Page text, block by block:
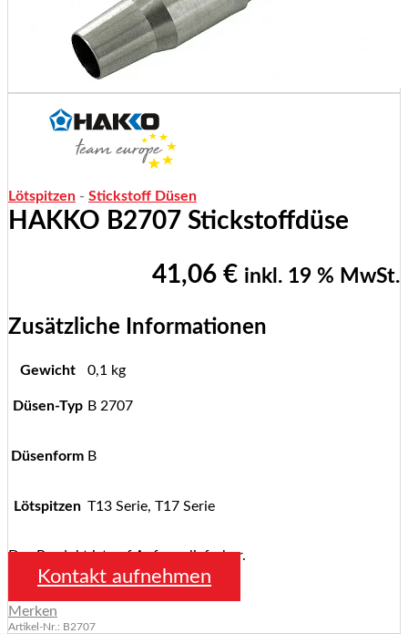
Lötspitzen - Stickstoff Düsen
HAKKO B2707 Stickstoffdüse
41,06 € inkl. 19 % MwSt.
Zusätzliche Informationen
Gewicht 0,1 kg
Düsen-Typ B 2707
Düsenform B
Lötspitzen T13 Serie, T17 Serie
Das Produkt ist auf Anfrage lieferbar.
Kontakt aufnehmen
Merken
Artikel-Nr.: B2707